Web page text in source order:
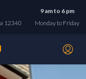
12340
9 am to 6 pm
Monday to Friday